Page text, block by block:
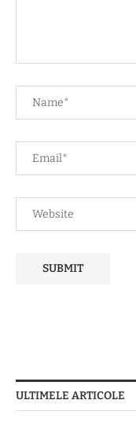
ULTIMELE ARTICOLE